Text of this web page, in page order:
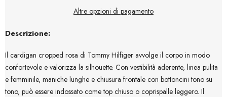
Altre opzioni di pagamento
Descrizione:
Il cardigan cropped rosa di Tommy Hilfiger avvolge il corpo in modo
confortevole e valorizza la silhouette. Con vestibilità aderente, linea pulita
e femminile, maniche lunghe e chiusura frontale con bottoncini tono su
tono, può essere indossato come top chiuso o coprispalle leggero. Il